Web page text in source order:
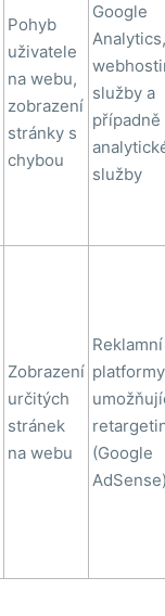
Pohyb
uživatele
na webu,
zobrazení
stránky s
chybou
Google
Analytics,
služby a
případně
služby
Zobrazení
určitých
stránek
na webu
Reklamní
platformy
(Google